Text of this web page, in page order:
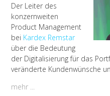
Der Leiter des
konzernweiten
Product Management
bei Kardex Remstar
über die Bedeutung
der Digitalisierung für das
veränderte Kundenwünsche
mehr ...